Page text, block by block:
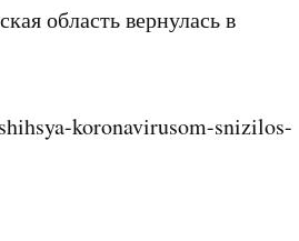
область вернулась в
koronavirusom-snizilos-